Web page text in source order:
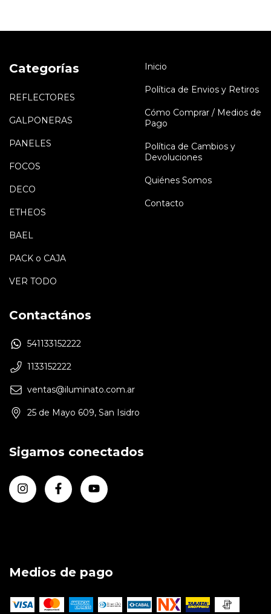
Categorías
REFLECTORES
GALPONERAS
PANELES
FOCOS
DECO
ETHEOS
BAEL
PACK o CAJA
VER TODO
Inicio
Política de Envios y Retiros
Cómo Comprar / Medios de
Pago
Política de Cambios y
Devoluciones
Quiénes Somos
Contacto
Contactános
541133152222
1133152222
ventas@iluminato.com.ar
25 de Mayo 609, San Isidro
Sigamos conectados
Medios de pago